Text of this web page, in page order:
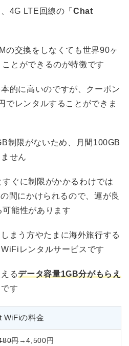
4G LTE回線の「Chat
の交換をしなくても世界90ヶ
とができるのが特徴です
的に高いのですが、クーポン
でレンタルすることができま
制限がないため、月間100GB
せん
ぐに制限がかかるわけでは
間にかけられるので、運が良
能性があります
まう方やたまに海外旅行する
レンタルサービスです
るデータ容量1GB分がもらえ
す
WiFiの料金
円→4,500円